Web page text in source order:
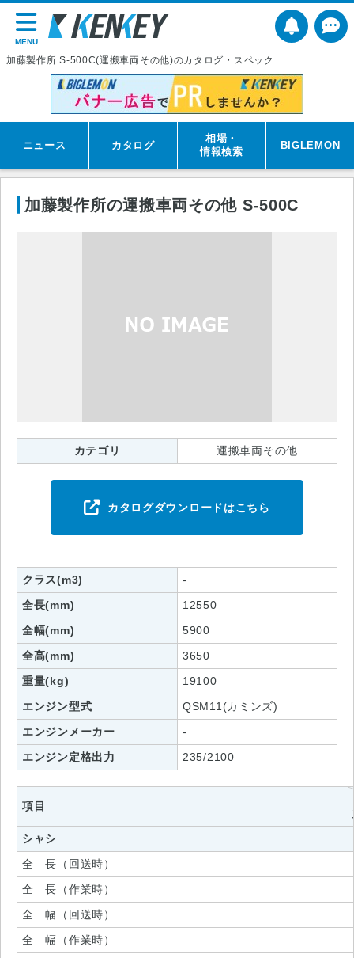
MENU
加藤製作所 S-500C(運搬車両その他)のカタログ・スペック
ニュース カタログ
相場・
情報検索
BIGLEMON
加藤製作所の運搬車両その他 S-500C
カテゴリ 運搬車両その他
カタログダウンロードはこちら
クラス(m3)
-
全長(mm)
12550
全幅(mm)
5900
全高(mm)
3650
重量(kg)
19100
エンジン型式
QSM11(カミンズ)
エンジンメーカー
-
エンジン定格出力
235/2100
項目
シャシ
全 長（回送時）
全 長（作業時）
全 幅（回送時）
全 幅（作業時）